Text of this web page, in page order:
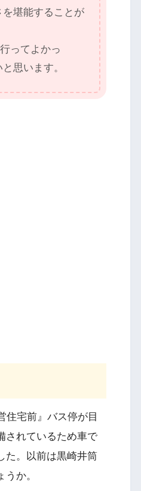
堪能することが
ってよかっ
思います。
住宅前』バス停が目
されているため車で
た。以前は黒崎井筒
か。